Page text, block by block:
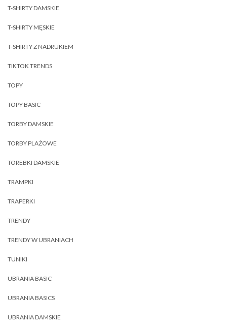
T-SHIRTY DAMSKIE
T-SHIRTY MĘSKIE
T-SHIRTY Z NADRUKIEM
TIKTOK TRENDS
TOPY
TOPY BASIC
TORBY DAMSKIE
TORBY PLAŻOWE
TOREBKI DAMSKIE
TRAMPKI
TRAPERKI
TRENDY
TRENDY W UBRANIACH
TUNIKI
UBRANIA BASIC
UBRANIA BASICS
UBRANIA DAMSKIE